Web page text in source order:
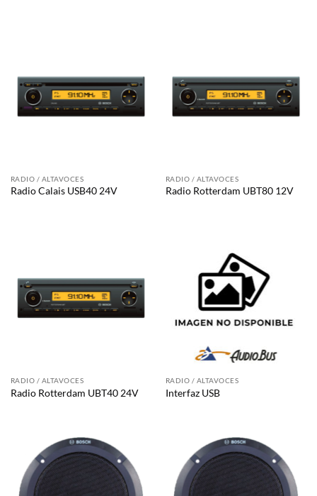
RADIO / ALTAVOCES
Radio Calais USB40 24V
RADIO / ALTAVOCES
Radio Rotterdam UBT80 12V
RADIO / ALTAVOCES
Radio Rotterdam UBT40 24V
RADIO / ALTAVOCES
Interfaz USB